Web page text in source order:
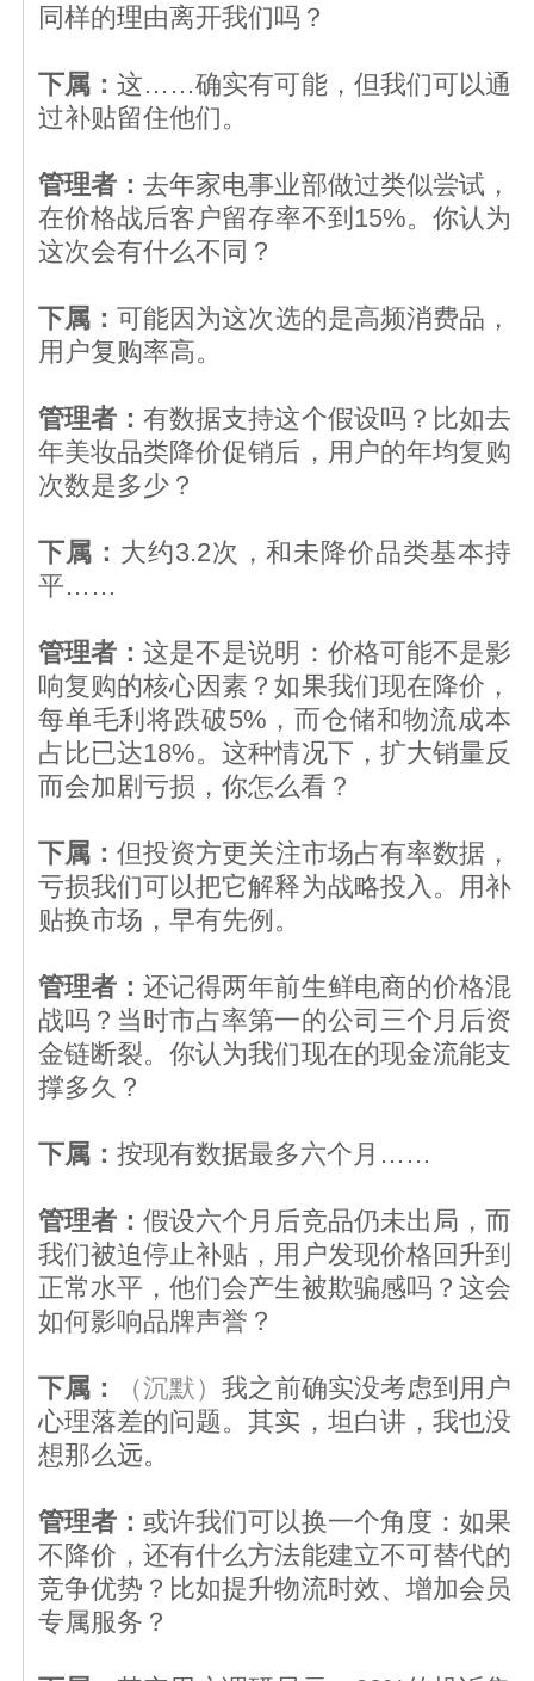
同样的理由离开我们吗？
下属：这……确实有可能，但我们可以通
过补贴留住他们。
管理者：去年家电事业部做过类似尝试，
在价格战后客户留存率不到15%。你认为
这次会有什么不同？
下属：可能因为这次选的是高频消费品，
用户复购率高。
管理者：有数据支持这个假设吗？比如去
年美妆品类降价促销后，用户的年均复购
次数是多少？
下属： 大约3.2次，和未降价品类基本持
平……
管理者：这是不是说明：价格可能不是影
响复购的核心因素？如果我们现在降价，
每单毛利将跌破5%，而仓储和物流成本
占比已达18%。这种情况下，扩大销量反
而会加剧亏损，你怎么看？
下属：但投资方更关注市场占有率数据，
亏损我们可以把它解释为战略投入。用补
贴换市场，早有先例。
管理者：还记得两年前生鲜电商的价格混
战吗？当时市占率第一的公司三个月后资
金链断裂。你认为我们现在的现金流能支
撑多久？
下属：按现有数据最多六个月……
管理者：假设六个月后竞品仍未出局，而
我们被迫停止补贴，用户发现价格回升到
正常水平，他们会产生被欺骗感吗？这会
如何影响品牌声誉？
下属： （沉默）我之前确实没考虑到用户
心理落差的问题。其实，坦白讲，我也没
想那么远。
管理者：或许我们可以换一个角度：如果
不降价，还有什么方法能建立不可替代的
竞争优势？比如提升物流时效、增加会员
专属服务？